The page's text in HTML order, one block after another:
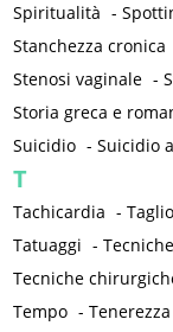
Spiritualità -
Stanchezza cronica
Stenosi vaginale -
Storia greca e
Suicidio -Suicidio
T
Tachicardia -
Tatuaggi -
Tecniche
Tempo -Tenerezza